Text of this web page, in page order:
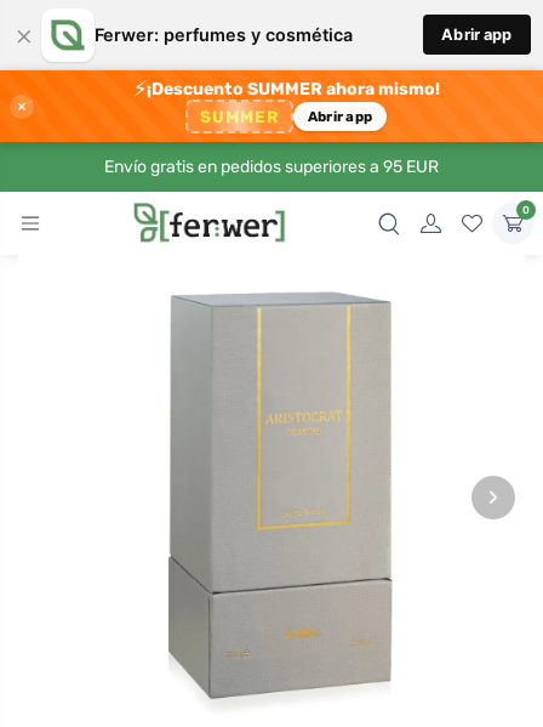
× Ferwer: perfumes y cosmética Abrir app
×
⚡¡Descuento SUMMER ahora mismo!
SUMMER Abrir app
Envío gratis en pedidos superiores a 95 EUR
0
›